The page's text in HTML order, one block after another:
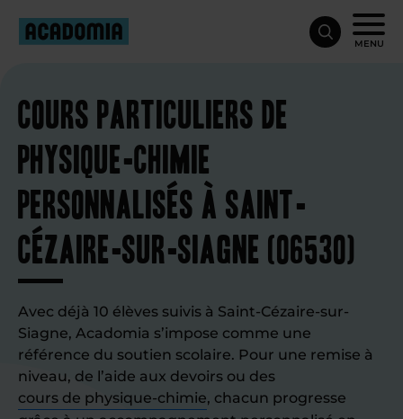
MENU
Cours particuliers de
physique-chimie
personnalisés à Saint-
Cézaire-sur-Siagne (06530)
Avec déjà 10 élèves suivis à Saint-Cézaire-sur-
Siagne, Acadomia s’impose comme une
référence du soutien scolaire. Pour une remise à
niveau, de l’aide aux devoirs ou des
cours de physique-chimie, chacun progresse